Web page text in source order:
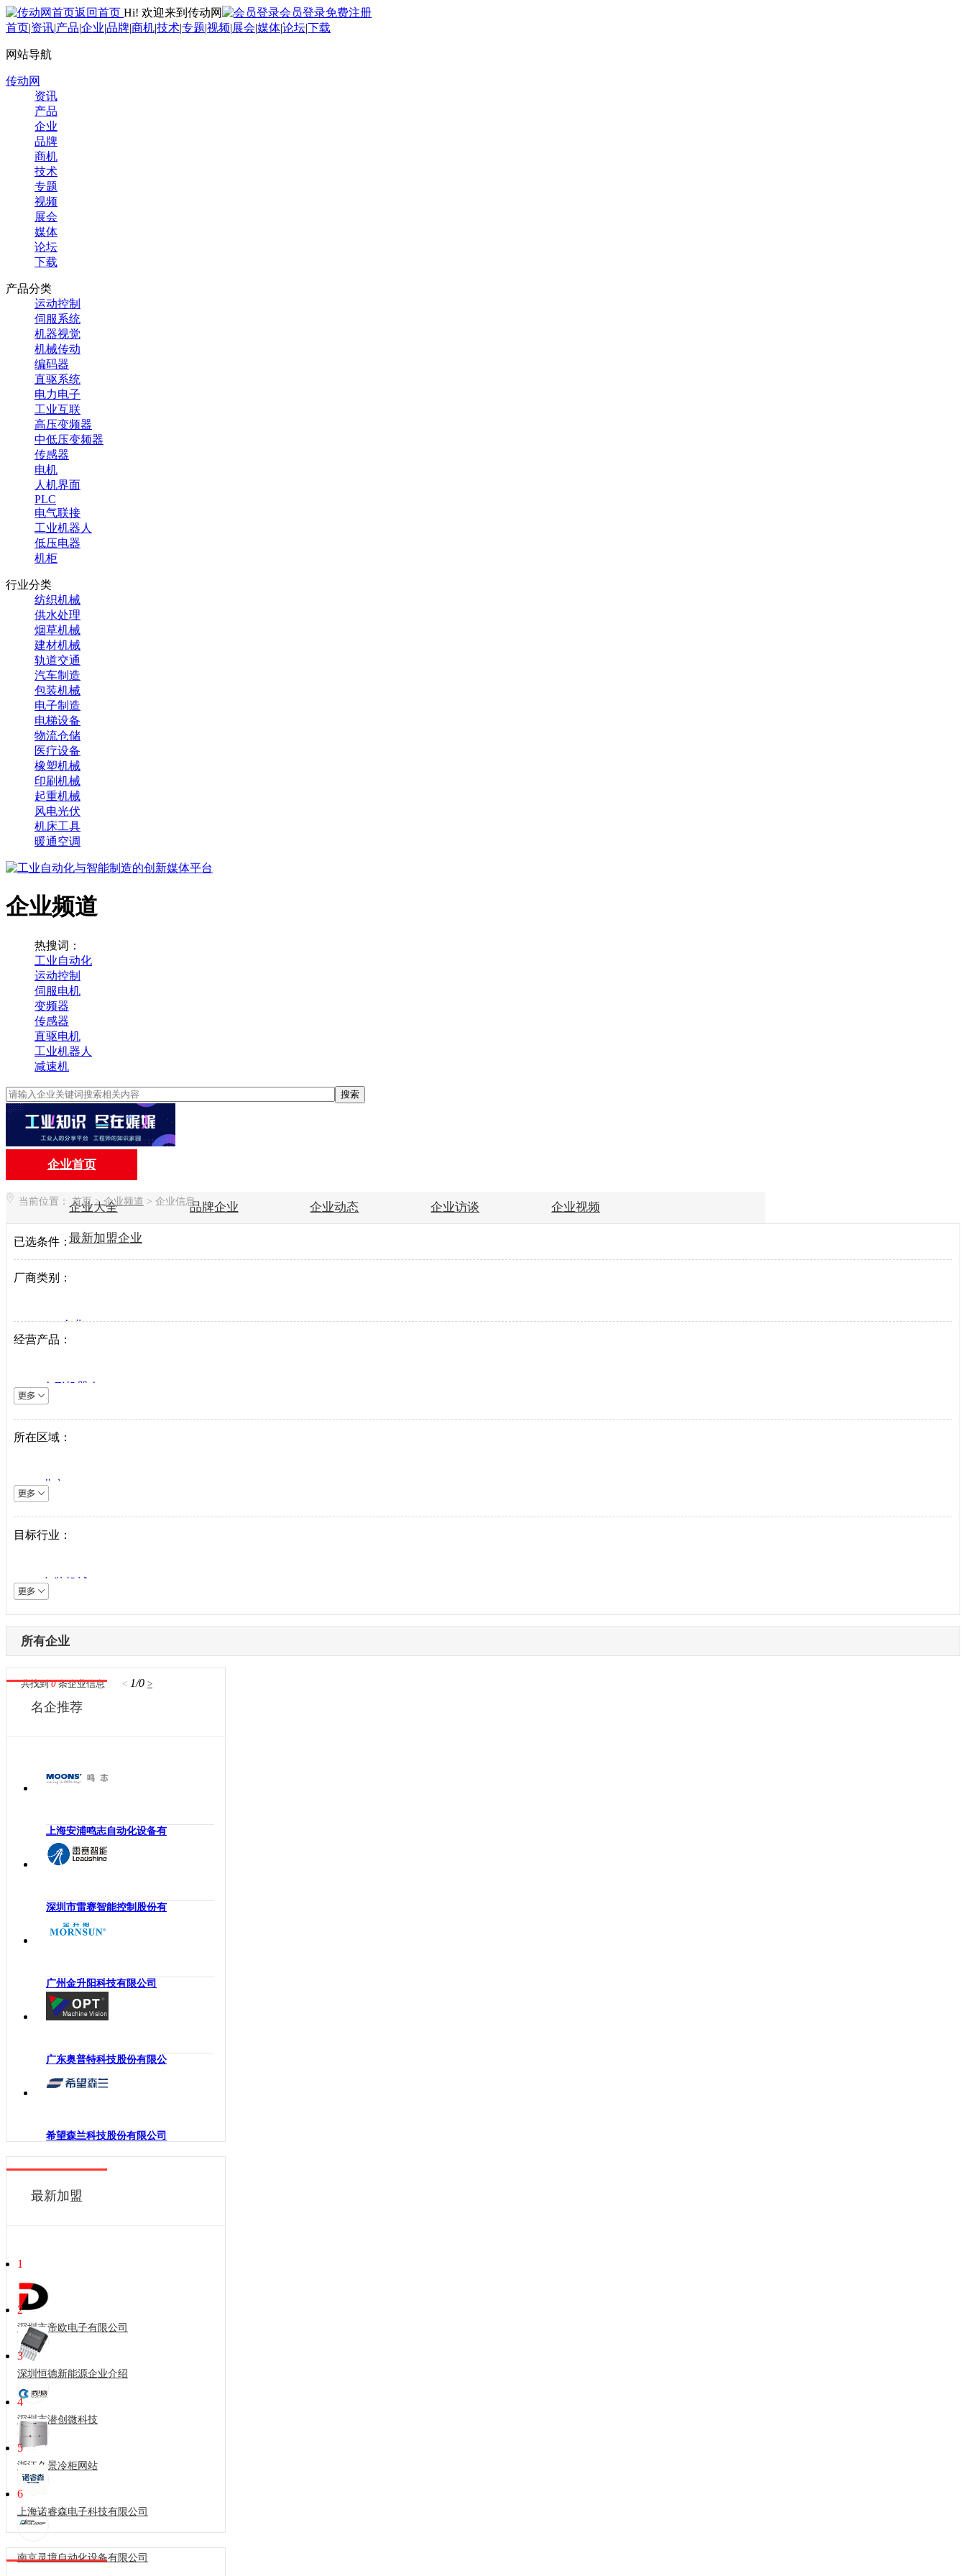
返回首页 Hi! 欢迎来到传动网 会员登录免费注册
首页|资讯|产品|企业|品牌|商机|技术|专题|视频|展会|媒体|论坛|下载
网站导航
传动网
资讯
产品
企业
品牌
商机
技术
专题
视频
展会
媒体
论坛
下载
产品分类
运动控制
伺服系统
机器视觉
机械传动
编码器
直驱系统
电力电子
工业互联
高压变频器
中低压变频器
传感器
电机
人机界面
PLC
电气联接
工业机器人
低压电器
机柜
行业分类
纺织机械
供水处理
烟草机械
建材机械
轨道交通
汽车制造
包装机械
电子制造
电梯设备
物流仓储
医疗设备
橡塑机械
印刷机械
起重机械
风电光伏
机床工具
暖通空调
企业频道
热搜词：
工业自动化
运动控制
伺服电机
变频器
传感器
直驱电机
工业机器人
减速机
搜索
企业首页
企业大全 品牌企业 企业动态 企业访谈 企业视频
最新加盟企业
当前位置： 首页 > 企业频道 > 企业信息
已选条件：
厂商类别：
VIP企业
生产商
系统集成商
经营产品：
人形机器人
逆变器
机床设备
直驱驱动器
工业机器人
伺服电机
中低压变频器
工业以太网
激光设备
其他机械设备
机器视觉
高压变频器
伺服驱动器
电气连接
传感器
运动控制
低压电器
工业交换机
机械传动
工业通讯
机柜
执行机构
电力电子
工业电机
所在区域：
北京
上海
天津
山西
内蒙古
辽宁
吉林
黑龙江
江苏
江西
河南
湖北
广西
海南
贵州
云南
西藏
甘肃
青海
新疆
澳门
台湾
目标行业：
包装机械
采矿机械
电子制造
纺织机械
供水处理
轨道交通
机床工具
起重机械
风电光伏
烟草机械
印刷机械
物流仓储
所有企业
共找到 0 条企业信息 < 1/0 >
名企推荐
上海安浦鸣志自动化设备有
深圳市雷赛智能控制股份有
广州金升阳科技有限公司
广东奥普特科技股份有限公
希望森兰科技股份有限公司
最新加盟
1
深圳市帝欧电子有限公司
2
深圳恒德新能源企业介绍
3
深圳市潜创微科技
4
浙江久景冷柜网站
5
上海诺睿森电子科技有限公司
6
南京灵境自动化设备有限公司